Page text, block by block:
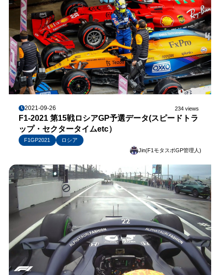
2021-09-26 234 views
F1-2021 第15戦ロシアGP予選データ(スピードトラ
ップ・セクタータイムetc）
F1GP2021
ロシア
Jin(F1モタスポGP管理人)